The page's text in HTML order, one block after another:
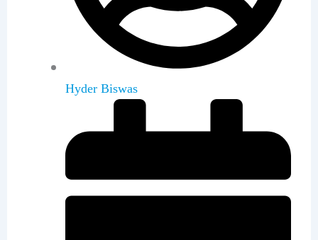
Hyder Biswas